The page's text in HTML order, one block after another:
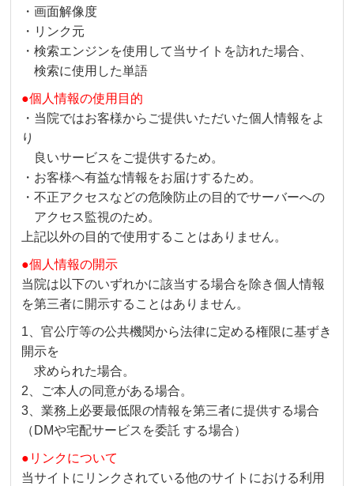
・画面解像度
・リンク元
・検索エンジンを使用して当サイトを訪れた場合、
検索に使用した単語
●個人情報の使用目的
・当院ではお客様からご提供いただいた個人情報をよ
り
良いサービスをご提供するため。
・お客様へ有益な情報をお届けするため。
・不正アクセスなどの危険防止の目的でサーバーへの
アクセス監視のため。
上記以外の目的で使用することはありません。
●個人情報の開示
当院は以下のいずれかに該当する場合を除き個人情報
を第三者に開示することはありません。
1、官公庁等の公共機関から法律に定める権限に基ずき
開示を
求められた場合。
2、ご本人の同意がある場合。
3、業務上必要最低限の情報を第三者に提供する場合
（DMや宅配サービスを委託 する場合）
●リンクについて
当サイトにリンクされている他のサイトにおける利用